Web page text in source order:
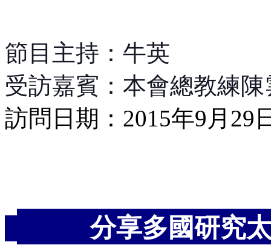
節目主持：牛英
受訪嘉賓：本會總教練陳
訪問日期：2015年9月29
分享多國研究